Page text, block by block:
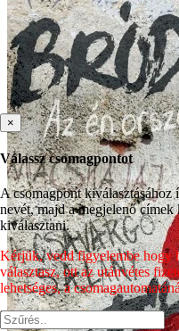
×
Válassz csomagpontot
A csomagpont
nevét, majd a megjelenő
kiválasztani.
Kérjük, vedd figyelembe hogy
választasz, ott az utánvétes
lehetséges, a